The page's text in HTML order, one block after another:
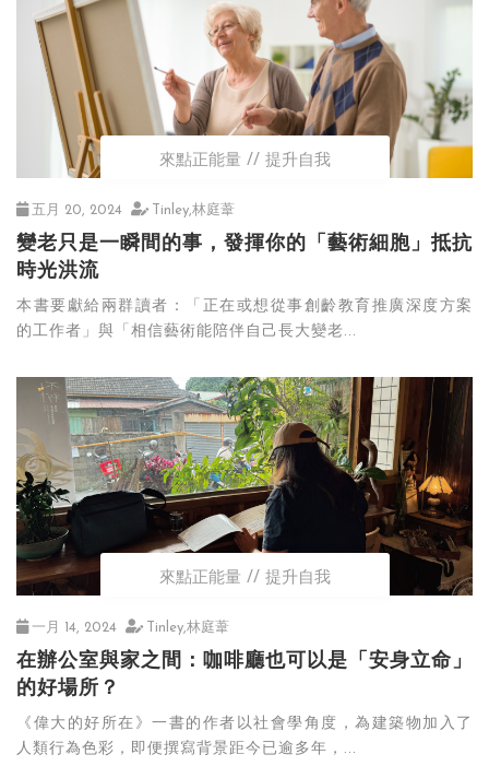
來點正能量 提升自我
五月 20, 2024 Tinley,林庭葦
變老只是一瞬間的事，發揮你的「藝術細胞」抵抗
時光洪流
本書要獻給兩群讀者：「正在或想從事創齡教育推廣深度方案
的工作者」與「相信藝術能陪伴自己長大變老...
來點正能量 提升自我
一月 14, 2024 Tinley,林庭葦
在辦公室與家之間：咖啡廳也可以是「安身立命」
的好場所？
《偉大的好所在》一書的作者以社會學角度，為建築物加入了
人類行為色彩，即便撰寫背景距今已逾多年，...